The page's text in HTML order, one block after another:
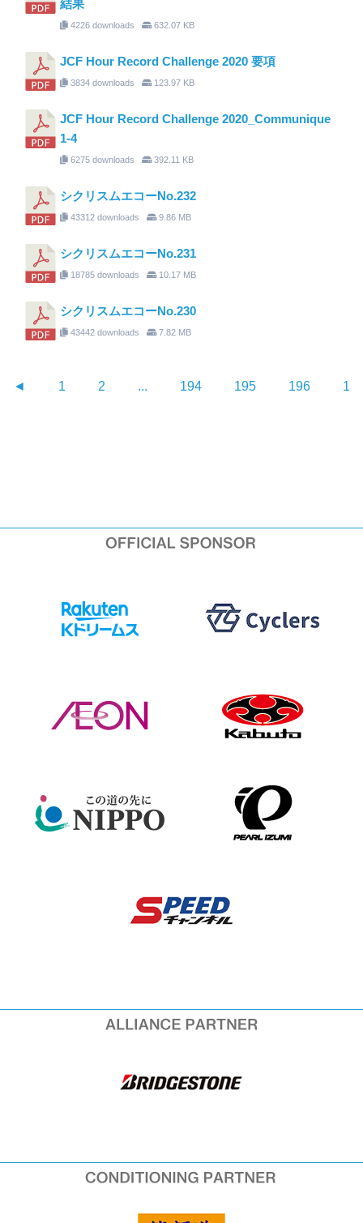
結果
4226 downloads 632.07 KB
JCF Hour Record Challenge 2020 要項
3834 downloads 123.97 KB
JCF Hour Record Challenge 2020_Communique
1-4
6275 downloads 392.11 KB
シクリスムエコーNo.232
43312 downloads 9.86 MB
シクリスムエコーNo.231
18785 downloads 10.17 MB
シクリスムエコーNo.230
43442 downloads 7.82 MB
◄ 1 2 ... 194 195 196